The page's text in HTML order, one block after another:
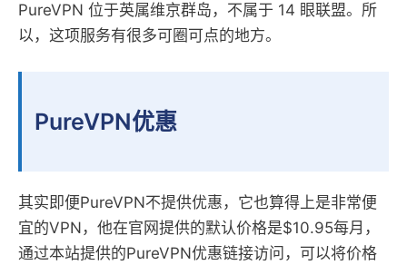
PureVPN 位于英属维京群岛，不属于 14 眼联盟。所
以，这项服务有很多可圈可点的地方。
PureVPN优惠
其实即便PureVPN不提供优惠，它也算得上是非常便
宜的VPN，他在官网提供的默认价格是$10.95每月，
通过本站提供的PureVPN优惠链接访问，可以将价格